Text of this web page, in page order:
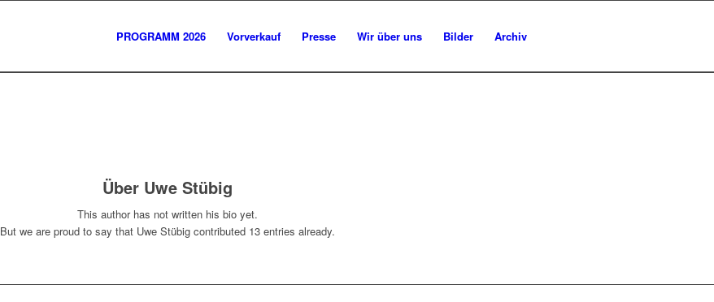
PROGRAMM 2026 Vorverkauf Presse Wir über uns Bilder Archiv
Über Uwe Stübig
This author has not written his bio yet.
But we are proud to say that Uwe Stübig contributed 13 entries already.